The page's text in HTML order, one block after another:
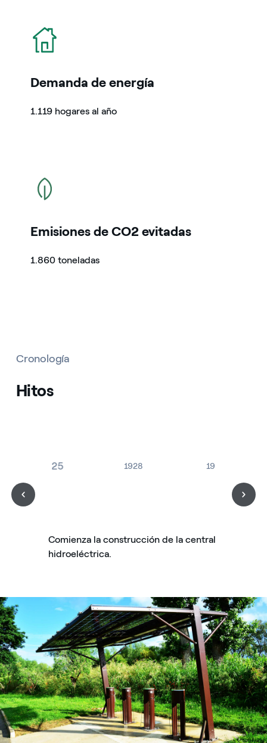
icono
Demanda de energía
1.119 hogares al año
icono
Emisiones de CO2 evitadas
1.860 toneladas
Cronología
Hitos
1925 1928 1981
Comienza la construcción de la central
hidroeléctrica.
Parco eolico di Baselice